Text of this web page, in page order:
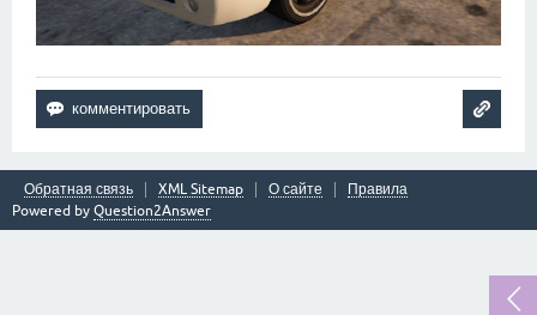
Обратная связь XML Sitemap О сайте
Правила
Powered by Question2Answer